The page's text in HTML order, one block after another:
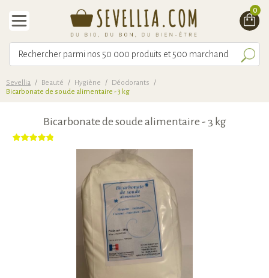
0
Sevellia / Beauté / Hygiène / Déodorants
/
Bicarbonate de soude alimentaire - 3 kg
Bicarbonate de soude alimentaire - 3 kg